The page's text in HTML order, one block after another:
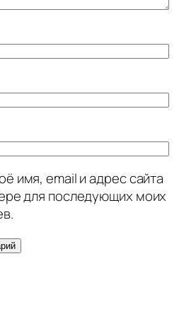
имя, email и адрес сайта
для последующих моих